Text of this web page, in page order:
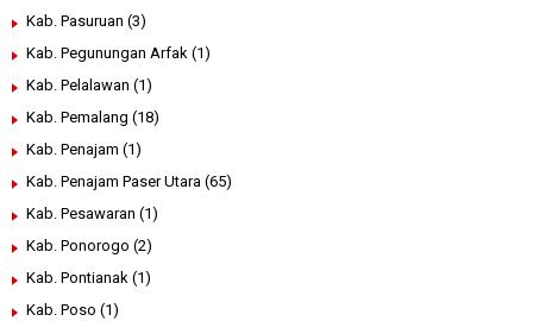
Kab. Pasuruan (3)
Kab. Pegunungan Arfak (1)
Kab. Pelalawan (1)
Kab. Pemalang (18)
Kab. Penajam (1)
Kab. Penajam Paser Utara (65)
Kab. Pesawaran (1)
Kab. Ponorogo (2)
Kab. Pontianak (1)
Kab. Poso (1)